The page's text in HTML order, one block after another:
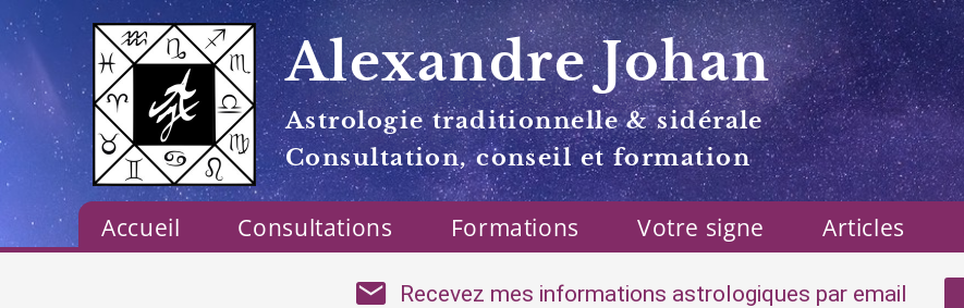
Alexandre Johan
Astrologie traditionnelle & sidérale
Consultation, conseil et formation
Accueil Consultations Formations Votre signe Articles
Recevez mes informations astrologiques par email